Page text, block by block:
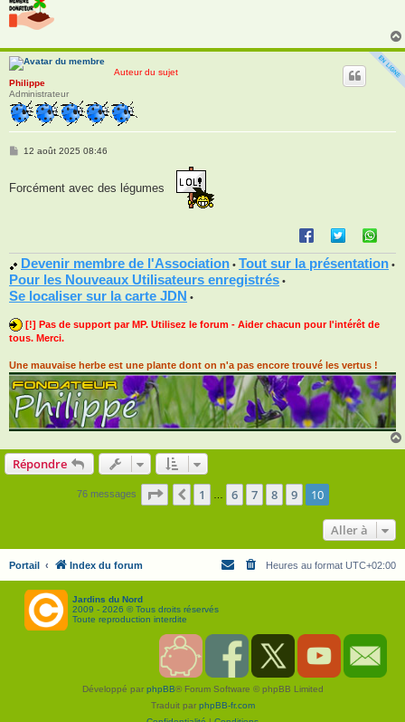
Auteur du sujet
Philippe
Administrateur
M
a
12 août 2025 08:46
Forcément avec des légumes
Devenir membre de l'Association • Tout sur la présentation •
Pour les Nouveaux Utilisateurs enregistrés •
Se localiser sur la carte JDN •
[!] Pas de support par MP. Utilisez le forum - Aider chacun pour l'intérêt de
tous. Merci.
Une mauvaise herbe est une plante dont on n'a pas encore trouvé les vertus !
Répondre
76 messages Page 10 sur 10
Précédente
1 6 7 8 9 10
Aller à
Portail Index du forum Heures au format UTC+02:00
Jardins du Nord
2009 - 2026 © Tous droits réservés
Toute reproduction interdite
o
u
t
n
F
c
e
b
o
T
w
i
t
Y
u
T
C
n
Développé par phpBB® Forum Software © phpBB Limited
Traduit par phpBB-fr.com